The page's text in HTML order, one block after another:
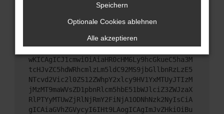
Text schicken, um uns bei der Fehlersuche zu
unterstützen:
ewogICJuYW1lIjogIk5ldHdvcmtFcnJvciIsCiAgI
mNvbmZpZyI6IHsKICAgICJtZXRob2QiOiAiR0VUIi
wKICAgICJ1cmwiOiAiaHR0cHM6Ly9hcGkueC5ha3M
tcHJvZC5hdWRhcmlzLm5ldC92MS9jbGllbnRzLzE5
NTcvd2Vic2l0ZS12ZWhpY2xlcy9HV1YxMTUyJTIzM
jMzMT9maWVsZD1pbnRlcm5hbE51bWJlciZ3ZWJzaX
RlPTYyMTUwZjRlNjRmY2FiNjA1ODNhNzk2NyIsCiA
gICAiaGVhZGVycyI6IHt9LAogICAgImJvZHkiOiBu
Speichern
Optionale Cookies ablehnen
Alle akzeptieren